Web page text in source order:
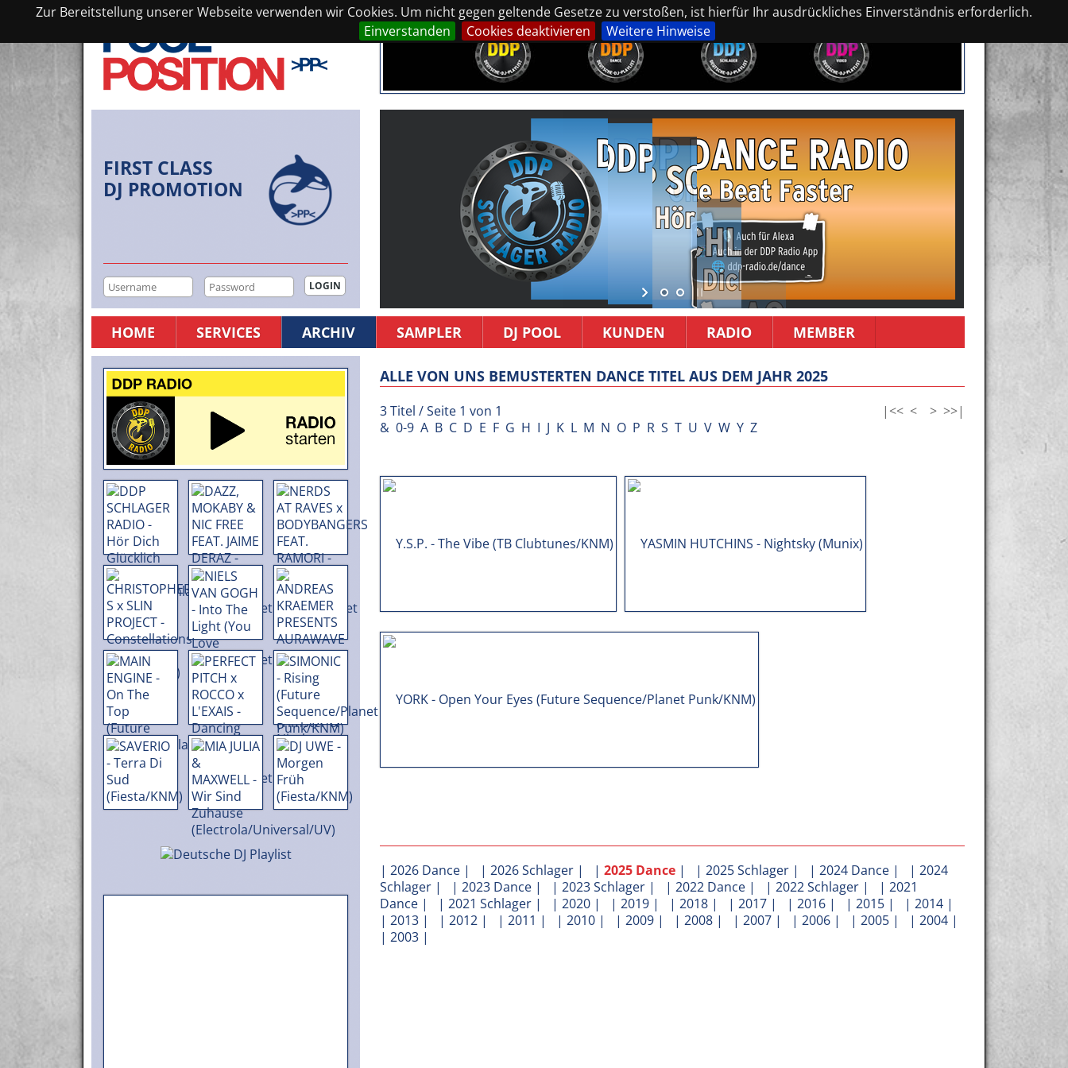
Zur Bereitstellung unserer Webseite verwenden wir Cookies. Um nicht gegen geltende Gesetze zu verstoßen, ist hierfür Ihr ausdrückliches Einverständnis erforderlich.
Einverstanden
Cookies deaktivieren Weitere Hinweise
FIRST CLASS
DJ PROMOTION
HOME SERVICES ARCHIV SAMPLER DJ POOL KUNDEN RADIO MEMBER
ALLE VON UNS BEMUSTERTEN DANCE TITEL AUS DEM JAHR 2025
3 Titel / Seite 1 von 1 |<< < > >>|
& 0-9 A B C D E F G H I J K L M N O P R S T U V W Y Z
| 2026 Dance | | 2026 Schlager | | 2025 Dance | | 2025 Schlager | | 2024 Dance | | 2024
Schlager | | 2023 Dance | | 2023 Schlager | | 2022 Dance | | 2022 Schlager | | 2021
Dance | | 2021 Schlager | | 2020 | | 2019 | | 2018 | | 2017 | | 2016 | | 2015 | | 2014 |
| 2013 | | 2012 | | 2011 | | 2010 | | 2009 | | 2008 | | 2007 | | 2006 | | 2005 | | 2004 |
| 2003 |